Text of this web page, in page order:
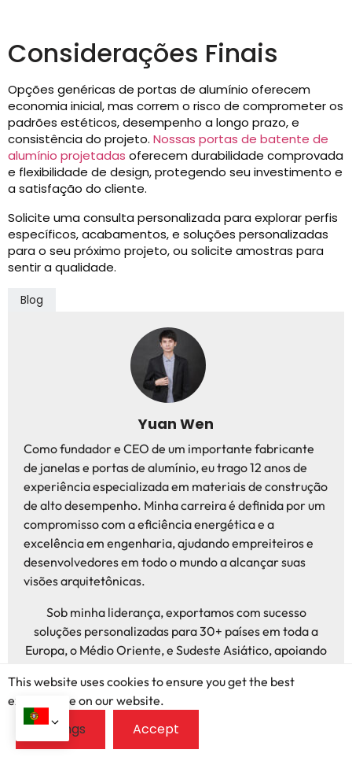
Considerações Finais
Opções genéricas de portas de alumínio oferecem
economia inicial, mas correm o risco de comprometer os
padrões estéticos, desempenho a longo prazo, e
consistência do projeto. Nossas portas de batente de
alumínio projetadas oferecem durabilidade comprovada
e flexibilidade de design, protegendo seu investimento e
a satisfação do cliente.
Solicite uma consulta personalizada para explorar perfis
específicos, acabamentos, e soluções personalizadas
para o seu próximo projeto, ou solicite amostras para
sentir a qualidade.
Blog
Yuan Wen
Como fundador e CEO de um importante fabricante
de janelas e portas de alumínio, eu trago 12 anos de
experiência especializada em materiais de construção
de alto desempenho. Minha carreira é definida por um
compromisso com a eficiência energética e a
excelência em engenharia, ajudando empreiteiros e
desenvolvedores em todo o mundo a alcançar suas
visões arquitetônicas.
Sob minha liderança, exportamos com sucesso
soluções personalizadas para 30+ países em toda a
Europa, o Médio Oriente, e Sudeste Asiático, apoiando
porte. Sou especializado em fabricação OEM/ODM e
sistemas complexos de madeira revestida de alumínio,
garantindo que cada produto atenda a rigorosos
padrões globais e diversos requisitos climáticos.
This website uses cookies to ensure you get the best
exprerience on our website.